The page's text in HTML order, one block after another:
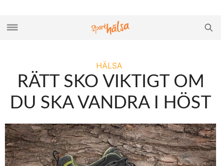
HÄLSA
RÄTT SKO VIKTIGT OM
DU SKA VANDRA I HÖST